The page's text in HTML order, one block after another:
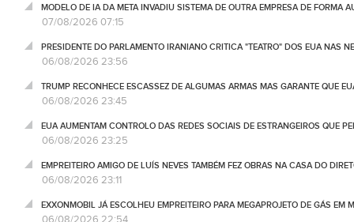
MODELO DE IA DA META INVADIU SISTEMA DE OUTRA EMPRESA DE FORMA
07/08/2026 07:15
PRESIDENTE DO PARLAMENTO IRANIANO CRITICA "TEATRO" DOS EUA NAS
06/08/2026 23:56
TRUMP RECONHECE ESCASSEZ DE ALGUMAS ARMAS MAS GARANTE QUE
06/08/2026 23:45
EUA AUMENTAM CONTROLO DAS REDES SOCIAIS DE ESTRANGEIROS QUE
06/08/2026 23:25
EMPREITEIRO AMIGO DE LUÍS NEVES TAMBÉM FEZ OBRAS NA CASA DO
06/08/2026 23:11
EXXONMOBIL JÁ ESCOLHEU EMPREITEIRO PARA MEGAPROJETO DE GÁS EM